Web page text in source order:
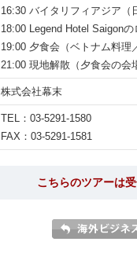
16:30 バイタリフィアジア（
18:00 Legend Hotel Saigon
19:00 夕食会（ベトナム料理
21:00 現地解散（夕食会の会
株式会社幕末
TEL：03-5291-1580
FAX：03-5291-1581
こちらのツアーは